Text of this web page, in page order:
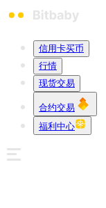
信用卡买币
行情
现货交易
合约交易
福利中心